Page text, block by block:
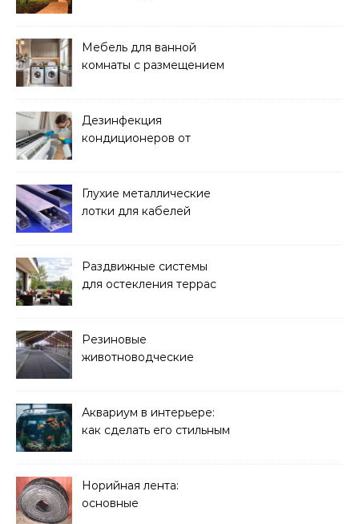
Мебель для ванной
комнаты с размещением
Дезинфекция
кондиционеров от
Глухие металлические
лотки для кабелей
Раздвижные системы
для остекления террас
Резиновые
животноводческие
решать
Аквариум в интерьере:
как сделать его стильным
Норийная лента:
основные